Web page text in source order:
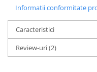
Informatii conformitate
Caracteristici
Review-uri(2)